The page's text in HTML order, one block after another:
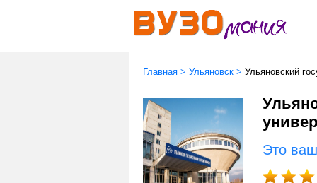
Главная > Ульяновск > Ульяновский
Это